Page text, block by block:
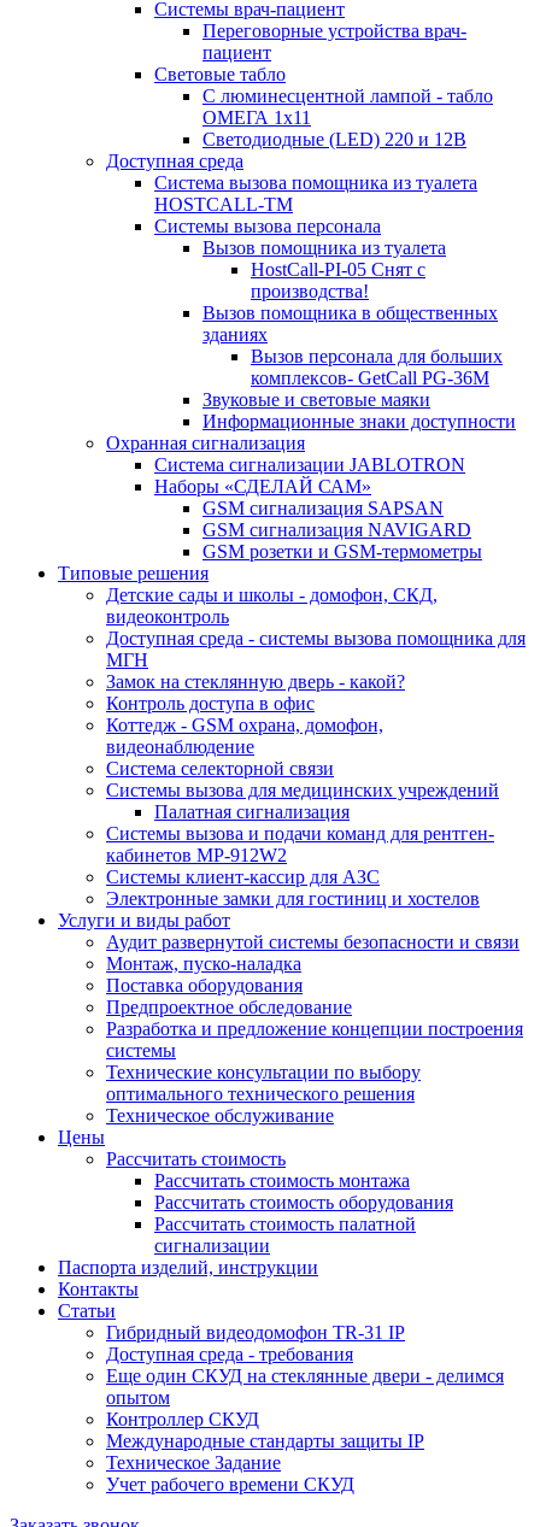
Системы врач-пациент
Переговорные устройства врач-
пациент
Световые табло
С люминесцентной лампой - табло
ОМЕГА 1х11
Светодиодные (LED) 220 и 12В
Доступная среда
Система вызова помощника из туалета
HOSTCALL-TM
Системы вызова персонала
Вызов помощника из туалета
HostCall-PI-05 Снят с
производства!
Вызов помощника в общественных
зданиях
Вызов персонала для больших
комплексов- GetCall PG-36M
Звуковые и световые маяки
Информационные знаки доступности
Охранная сигнализация
Система сигнализации JABLOTRON
Наборы «СДЕЛАЙ САМ»
GSM сигнализация SAPSAN
GSM сигнализация NAVIGARD
GSM розетки и GSM-термометры
Типовые решения
Детские сады и школы - домофон, СКД,
видеоконтроль
Доступная среда - системы вызова помощника для
МГН
Замок на стеклянную дверь - какой?
Контроль доступа в офис
Коттедж - GSM охрана, домофон,
видеонаблюдение
Система селекторной связи
Системы вызова для медицинских учреждений
Палатная сигнализация
Системы вызова и подачи команд для рентген-
кабинетов MP-912W2
Системы клиент-кассир для АЗС
Электронные замки для гостиниц и хостелов
Услуги и виды работ
Аудит развернутой системы безопасности и связи
Монтаж, пуско-наладка
Поставка оборудования
Предпроектное обследование
Разработка и предложение концепции построения
системы
Технические консультации по выбору
оптимального технического решения
Техническое обслуживание
Цены
Рассчитать стоимость
Рассчитать стоимость монтажа
Рассчитать стоимость оборудования
Рассчитать стоимость палатной
сигнализации
Паспорта изделий, инструкции
Контакты
Статьи
Гибридный видеодомофон TR-31 IP
Доступная среда - требования
Еще один СКУД на стеклянные двери - делимся
опытом
Контроллер СКУД
Международные стандарты защиты IP
Техническое Задание
Учет рабочего времени СКУД